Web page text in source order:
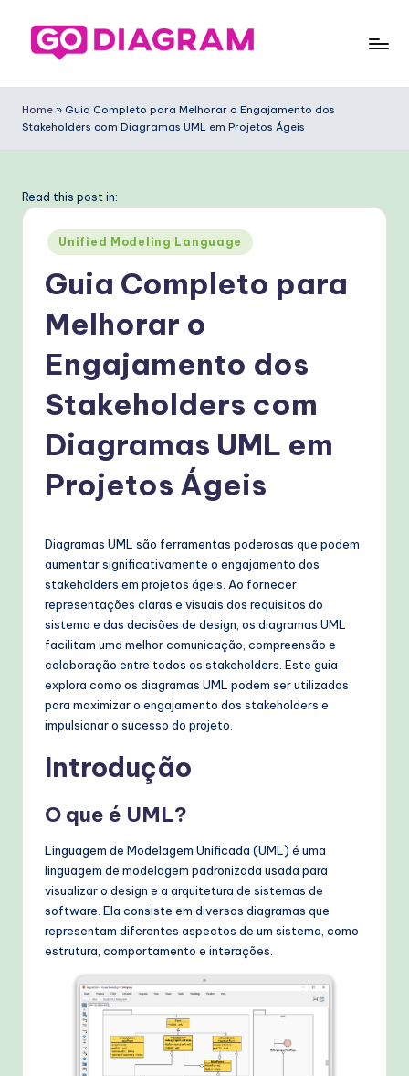
o
D
g
ra
P
rt
P
A
o
fl
Home » Guia Completo para Melhorar o Engajamento dos
Stakeholders com Diagramas UML em Projetos Ágeis
Read this post in:
Posted
in
Unified Modeling Language
Guia Completo para
Melhorar o
Engajamento dos
Stakeholders com
Diagramas UML em
Projetos Ágeis
Diagramas UML são ferramentas poderosas que podem
aumentar significativamente o engajamento dos
stakeholders em projetos ágeis. Ao fornecer
representações claras e visuais dos requisitos do
sistema e das decisões de design, os diagramas UML
facilitam uma melhor comunicação, compreensão e
colaboração entre todos os stakeholders. Este guia
explora como os diagramas UML podem ser utilizados
para maximizar o engajamento dos stakeholders e
impulsionar o sucesso do projeto.
Introdução
O que é UML?
Linguagem de Modelagem Unificada (UML) é uma
linguagem de modelagem padronizada usada para
visualizar o design e a arquitetura de sistemas de
software. Ela consiste em diversos diagramas que
representam diferentes aspectos de um sistema, como
estrutura, comportamento e interações.